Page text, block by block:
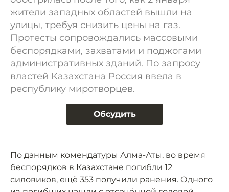
жители западных областей вышли на
улицы, требуя снизить цены на газ.
Протесты сопровождались массовыми
беспорядками, захватами и поджогами
административных зданий. По запросу
властей Казахстана Россия ввела в
республику миротворцев.
Обсудить
По данным комендатуры Алма-Аты, во время
беспорядков в Казахстане погибли 12
силовиков, ещё 353 получили ранения. Одного